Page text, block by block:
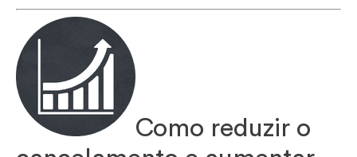
Como reduzir o